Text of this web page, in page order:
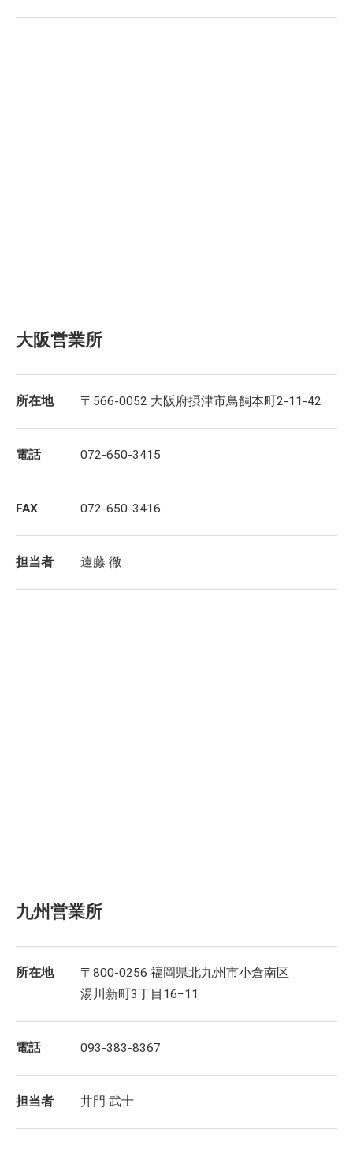
大阪営業所
所在地 〒566-0052 大阪府摂津市鳥飼本町2-11-42
電話 072-650-3415
FAX 072-650-3416
担当者 遠藤 徹
九州営業所
所在地
〒800-0256 福岡県北九州市小倉南区
湯川新町3丁目16−11
電話 093-383-8367
担当者 井門 武士